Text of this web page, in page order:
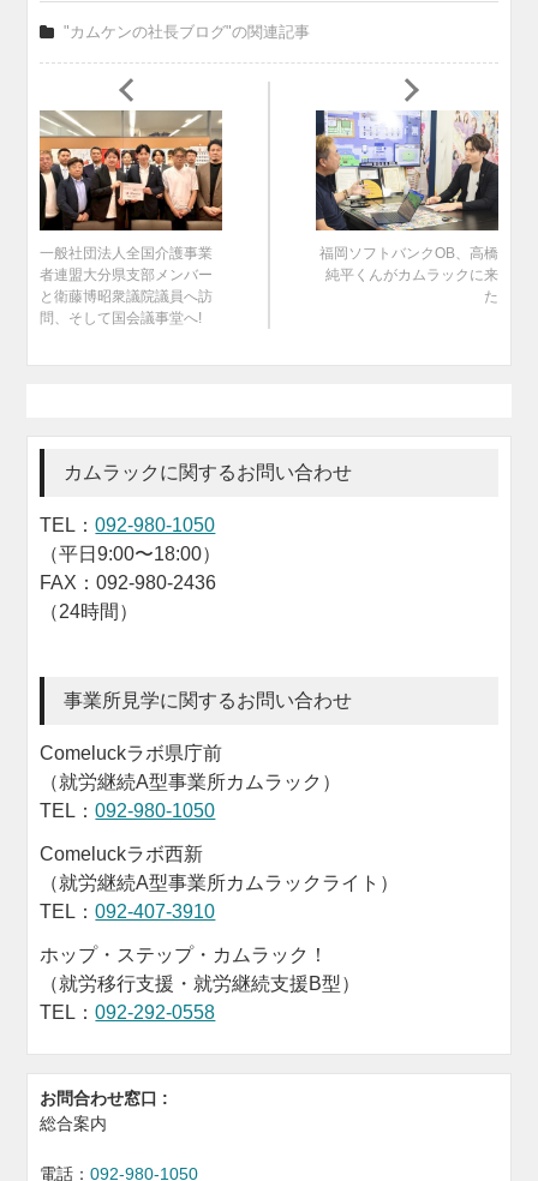
"カムケンの社長ブログ"の関連記事
一般社団法人全国介護事業
者連盟大分県支部メンバー
と衛藤博昭衆議院議員へ訪
問、そして国会議事堂へ!
福岡ソフトバンクOB、高橋
純平くんがカムラックに来
た
カムラックに関するお問い合わせ
TEL：092-980-1050
（平日9:00〜18:00）
FAX：092-980-2436
（24時間）
事業所見学に関するお問い合わせ
Comeluckラボ県庁前
（就労継続A型事業所カムラック）
TEL：092-980-1050
Comeluckラボ西新
（就労継続A型事業所カムラックライト）
TEL：092-407-3910
ホップ・ステップ・カムラック！
（就労移行支援・就労継続支援B型）
TEL：092-292-0558
お問合わせ窓口 :
総合案内
電話：092-980-1050